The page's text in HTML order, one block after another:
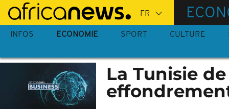
Passer
au
contenu
INFOS ECONOMIE SPORT CULTURE
La Tunisie